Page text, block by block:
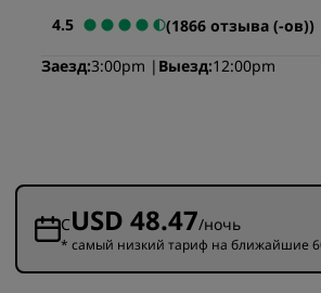
для
Отели для
Помещения для
команд
Деловой
Отели в центре
4.5
(1866 отзыва (-ов))
Заезд 3:00pm Выезд 12:00pm
СUSD 48.47/ночь
* самый низкий тариф на ближайшие